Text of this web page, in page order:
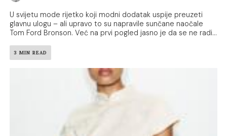
U svijetu mode rijetko koji modni dodatak uspije preuzeti
glavnu ulogu – ali upravo to su napravile sunčane naočale
Tom Ford Bronson. Već na prvi pogled jasno je da se ne radi...
3 MIN READ